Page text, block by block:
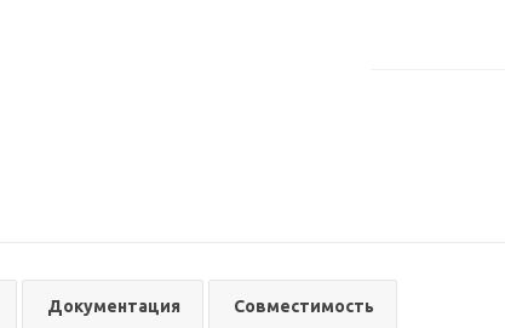
Документация Совместимость